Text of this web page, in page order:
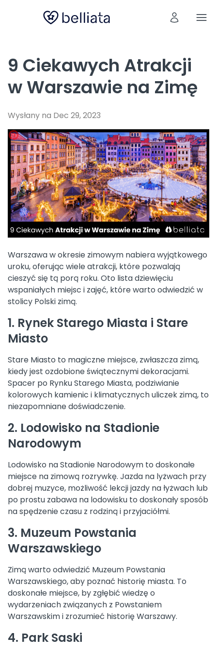
9 Ciekawych Atrakcji
w Warszawie na Zimę
Wysłany na Dec 29, 2023
Warszawa w okresie zimowym nabiera wyjątkowego
uroku, oferując wiele atrakcji, które pozwalają
cieszyć się tą porą roku. Oto lista dziewięciu
wspaniałych miejsc i zajęć, które warto odwiedzić w
stolicy Polski zimą.
1. Rynek Starego Miasta i Stare
Miasto
Stare Miasto to magiczne miejsce, zwłaszcza zimą,
kiedy jest ozdobione świątecznymi dekoracjami.
Spacer po Rynku Starego Miasta, podziwianie
kolorowych kamienic i klimatycznych uliczek zimą, to
niezapomniane doświadczenie.
2. Lodowisko na Stadionie
Narodowym
Lodowisko na Stadionie Narodowym to doskonałe
miejsce na zimową rozrywkę. Jazda na lyżwach przy
dobrej muzyce, możliwość lekcji jazdy na łyżwach lub
po prostu zabawa na lodowisku to doskonały sposób
na spędzenie czasu z rodziną i przyjaciółmi.
3. Muzeum Powstania
Warszawskiego
Zimą warto odwiedzić Muzeum Powstania
Warszawskiego, aby poznać historię miasta. To
doskonałe miejsce, by zgłębić wiedzę o
wydarzeniach związanych z Powstaniem
Warszawskim i zrozumieć historię Warszawy.
4. Park Saski